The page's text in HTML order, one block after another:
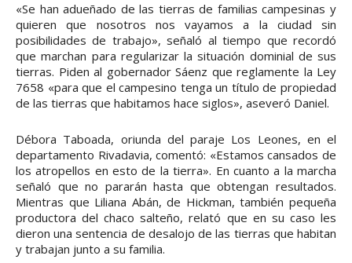
«Se han adueñado de las tierras de familias campesinas y
quieren que nosotros nos vayamos a la ciudad sin
posibilidades de trabajo», señaló al tiempo que recordó
que marchan para regularizar la situación dominial de sus
tierras. Piden al gobernador Sáenz que reglamente la Ley
7658 «para que el campesino tenga un título de propiedad
de las tierras que habitamos hace siglos», aseveró Daniel.
Débora Taboada, oriunda del paraje Los Leones, en el
departamento Rivadavia, comentó: «Estamos cansados de
los atropellos en esto de la tierra». En cuanto a la marcha
señaló que no pararán hasta que obtengan resultados.
Mientras que Liliana Abán, de Hickman, también pequeña
productora del chaco salteño, relató que en su caso les
dieron una sentencia de desalojo de las tierras que habitan
y trabajan junto a su familia.